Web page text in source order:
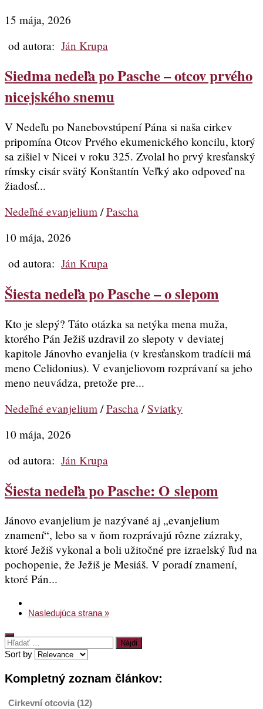
15 mája, 2026
od autora: Ján Krupa
Siedma nedeľa po Pasche – otcov prvého
nicejského snemu
V Nedeľu po Nanebovstúpení Pána si naša cirkev
pripomína Otcov Prvého ekumenického koncilu, ktorý
sa zišiel v Nicei v roku 325. Zvolal ho prvý kresťanský
rímsky cisár svätý Konštantín Veľký ako odpoveď na
žiadosť...
Nedeľné evanjelium /Pascha
10 mája, 2026
od autora: Ján Krupa
Šiesta nedeľa po Pasche – o slepom
Kto je slepý? Táto otázka sa netýka mena muža,
ktorého Pán Ježiš uzdravil zo slepoty v deviatej
kapitole Jánovho evanjelia (v kresťanskom tradícii má
meno Celidonius). V evanjeliovom rozprávaní sa jeho
meno neuvádza, pretože pre...
Nedeľné evanjelium /Pascha /Sviatky
10 mája, 2026
od autora: Ján Krupa
Šiesta nedeľa po Pasche: O slepom
Jánovo evanjelium je nazývané aj „evanjelium
znamení“, lebo sa v ňom rozprávajú rôzne zázraky,
ktoré Ježiš vykonal a boli užitočné pre izraelský ľud na
pochopenie, že Ježiš je Mesiáš. V poradí znamení,
ktoré Pán...
Nasledujúca strana »
Hľadať:
Sort by
Kompletný zoznam článkov:
Cirkevní otcovia (12)